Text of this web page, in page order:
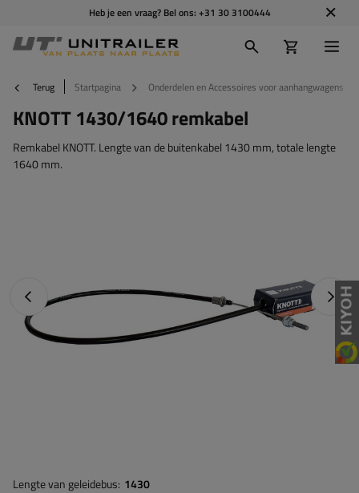
Heb je een vraag? Bel ons: +31 30 3100444
Terug Startpagina Onderdelen en Accessoires voor aanhangwagens
KNOTT 1430/1640 remkabel
Remkabel KNOTT. Lengte van de buitenkabel 1430 mm, totale lengte
1640 mm.
Vorige foto
Lengte van geleidebus 1430